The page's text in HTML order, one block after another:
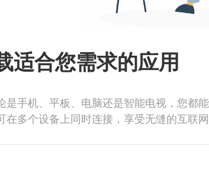
适合您需求的应用
手机、平板、电脑还是智能电视，您都能
多个设备上同时连接，享受无缝的互联网